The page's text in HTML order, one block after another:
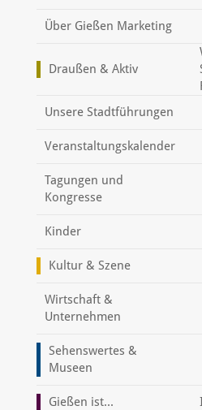
Über Gießen Marketing
Draußen & Aktiv
Unsere Stadtführungen
Veranstaltungskalender
Tagungen und
Kongresse
Kinder
Kultur & Szene
Wirtschaft &
Unternehmen
Sehenswertes &
Museen
Gießen ist...